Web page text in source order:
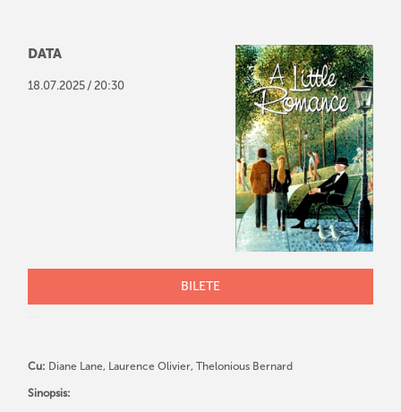
DATA
18.07.2025 / 20:30
BILETE
Cu: Diane Lane, Laurence Olivier, Thelonious Bernard
Sinopsis: